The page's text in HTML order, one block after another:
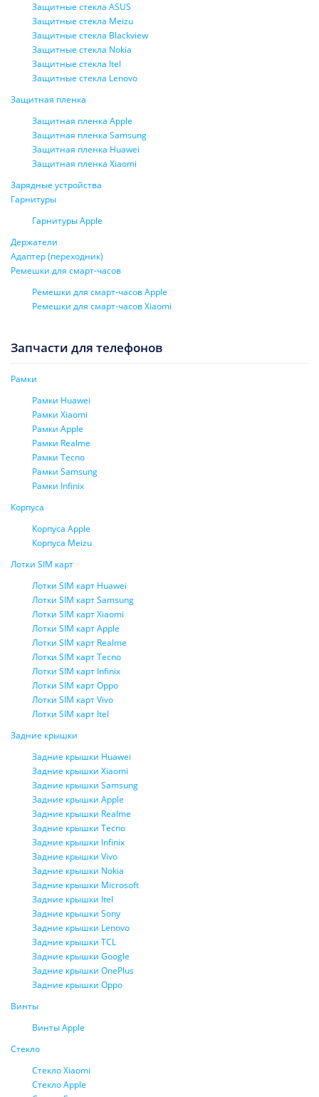
Защитные стекла ASUS
Защитные стекла Meizu
Защитные стекла Blackview
Защитные стекла Nokia
Защитные стекла Itel
Защитные стекла Lenovo
Защитная пленка
Защитная пленка Apple
Защитная пленка Samsung
Защитная пленка Huawei
Защитная пленка Xiaomi
Зарядные устройства
Гарнитуры
Гарнитуры Apple
Держатели
Адаптер (переходник)
Ремешки для смарт-часов
Ремешки для смарт-часов Apple
Ремешки для смарт-часов Xiaomi
Запчасти для телефонов
Рамки
Рамки Huawei
Рамки Xiaomi
Рамки Apple
Рамки Realme
Рамки Tecno
Рамки Samsung
Рамки Infinix
Корпуса
Корпуса Apple
Корпуса Meizu
Лотки SIM карт
Лотки SIM карт Huawei
Лотки SIM карт Samsung
Лотки SIM карт Xiaomi
Лотки SIM карт Apple
Лотки SIM карт Realme
Лотки SIM карт Tecno
Лотки SIM карт Infinix
Лотки SIM карт Oppo
Лотки SIM карт Vivo
Лотки SIM карт Itel
Задние крышки
Задние крышки Huawei
Задние крышки Xiaomi
Задние крышки Samsung
Задние крышки Apple
Задние крышки Realme
Задние крышки Tecno
Задние крышки Infinix
Задние крышки Vivo
Задние крышки Nokia
Задние крышки Microsoft
Задние крышки Itel
Задние крышки Sony
Задние крышки Lenovo
Задние крышки TCL
Задние крышки Google
Задние крышки OnePlus
Задние крышки Oppo
Винты
Винты Apple
Стекло
Стекло Xiaomi
Стекло Apple